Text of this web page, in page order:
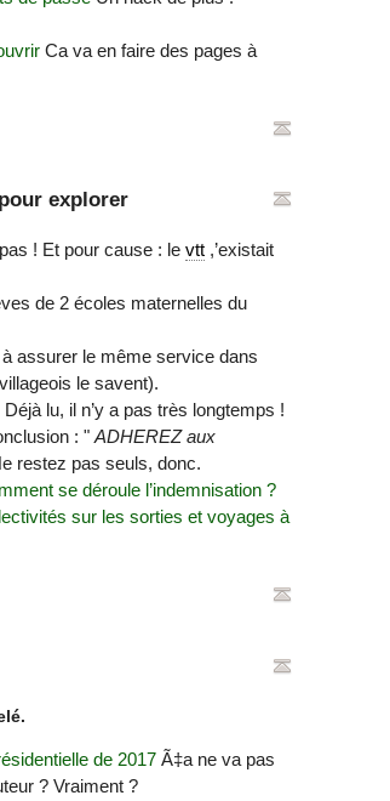
Ca va en faire des pages à
explorer
! Et pour cause : le vtt,’existait
de 2 écoles maternelles du
assurer le même service dans
le savent).
Déjà lu, il n’y a pas très longtemps !
: " ADHEREZ aux
restez pas seuls, donc.
se déroule l’indemnisation ?
sur les sorties et voyages à
de 2017Ã‡a ne va pas
? Vraiment ?